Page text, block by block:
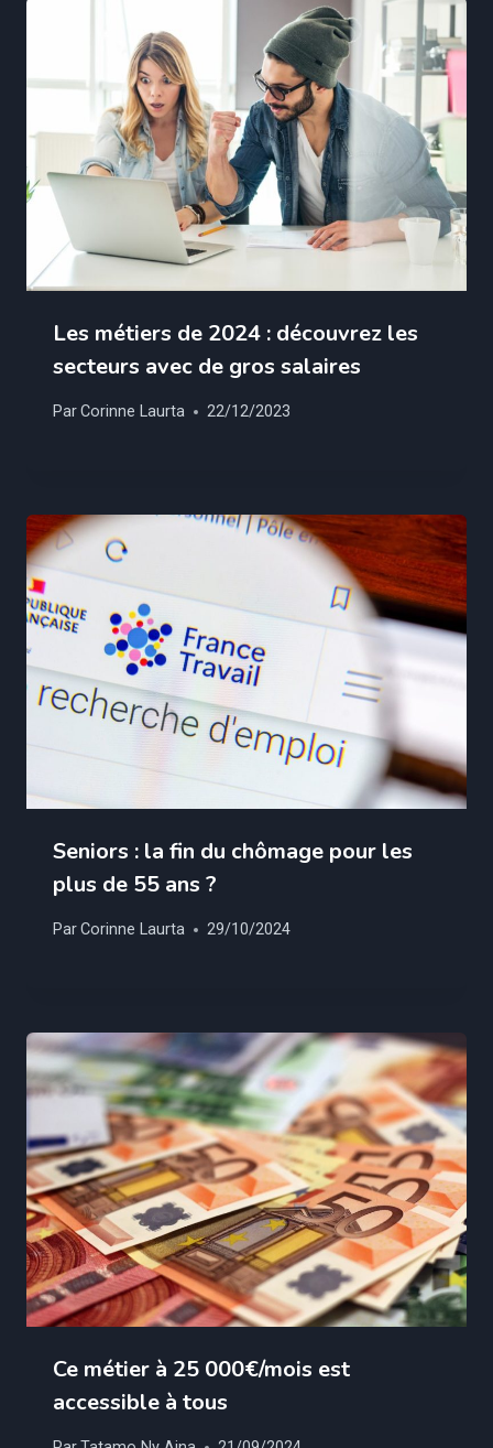
Les métiers de 2024 : découvrez les
secteurs avec de gros salaires
ParCorinne Laurta 22/12/2023
Seniors : la fin du chômage pour les
plus de 55 ans ?
ParCorinne Laurta 29/10/2024
Ce métier à 25 000€/mois est
accessible à tous